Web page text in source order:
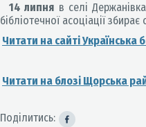
14 липня в селі
бібліотечної асоціації
Читати на сайті Українська
Читати на блозі Щорська
Поділитись: